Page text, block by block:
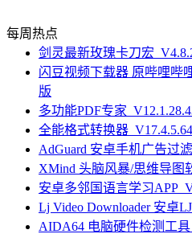
每周热点
剑灵最新玫瑰卡刀宏
闪豆视频下载器 原哔哩哔
版
多功能PDF专家
全能格式转换器
AdGuard 安卓手机广告过
XMind 头脑风暴/思维导图
安卓多邻国语言学习
Lj Video Downloader 安卓
AIDA64 电脑硬件检测工具